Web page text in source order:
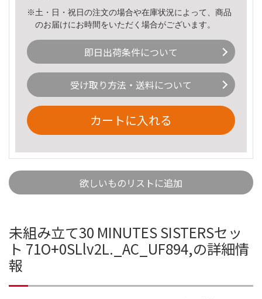
※土・日・祝日の注文の場合や在庫状況によって、商品
のお届けにお時間をいただく場合がございます。
即日出荷条件について
受け取り方法・送料について
カートに入れる
欲しいものリストに追加
未組み立て30 MINUTES SISTERSセッ
ト 71O+0SLlv2L._AC_UF894,の詳細情
報